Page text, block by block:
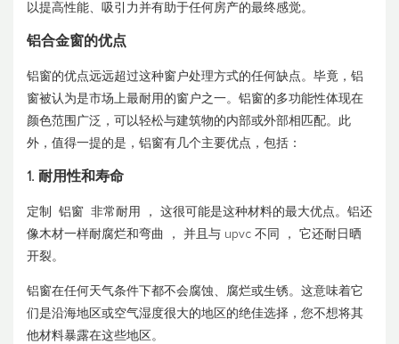
以提高性能、吸引力并有助于任何房产的最终感觉。
铝合金窗的优点
铝窗的优点远远超过这种窗户处理方式的任何缺点。毕竟，铝
窗被认为是市场上最耐用的窗户之一。铝窗的多功能性体现在
颜色范围广泛，可以轻松与建筑物的内部或外部相匹配。此
外，值得一提的是，铝窗有几个主要优点，包括：
1. 耐用性和寿命
定制 铝窗 非常耐用 ， 这很可能是这种材料的最大优点。铝还
像木材一样耐腐烂和弯曲 ， 并且与 upvc 不同 ， 它还耐日晒
开裂。
铝窗在任何天气条件下都不会腐蚀、腐烂或生锈。这意味着它
们是沿海地区或空气湿度很大的地区的绝佳选择，您不想将其
他材料暴露在这些地区。